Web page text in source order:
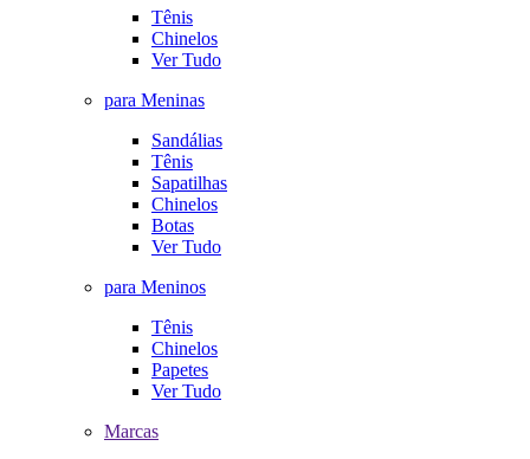
Tênis
Chinelos
Ver Tudo
para Meninas
Sandálias
Tênis
Sapatilhas
Chinelos
Botas
Ver Tudo
para Meninos
Tênis
Chinelos
Papetes
Ver Tudo
Marcas